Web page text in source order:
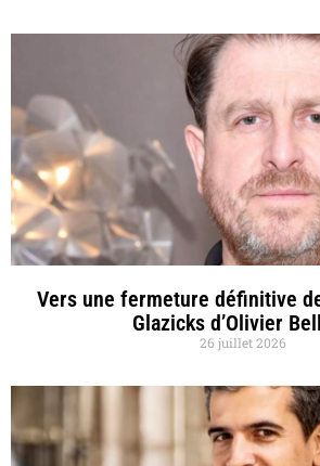
Vers une fermeture définitive
Glazicks d’Olivier
26 juillet 2026